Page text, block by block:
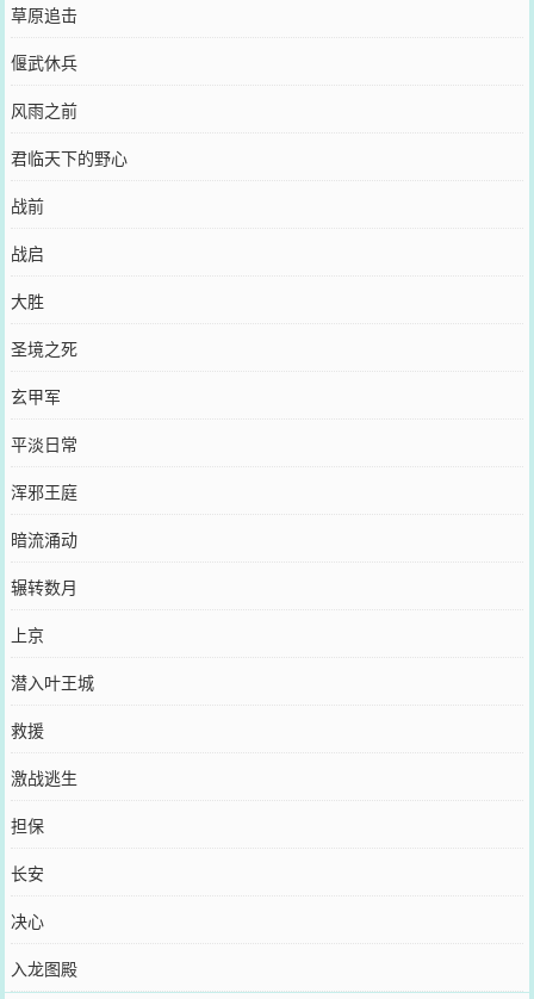
草原追击
偃武休兵
风雨之前
君临天下的野心
战前
战启
大胜
圣境之死
玄甲军
平淡日常
浑邪王庭
暗流涌动
辗转数月
上京
潜入叶王城
救援
激战逃生
担保
长安
决心
入龙图殿